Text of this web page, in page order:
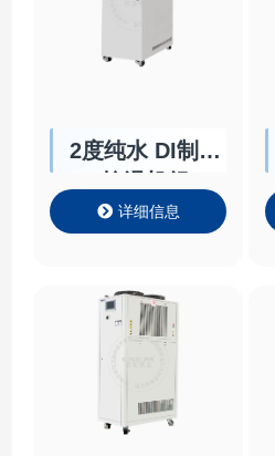
2度纯水 DI制冷
详细信息